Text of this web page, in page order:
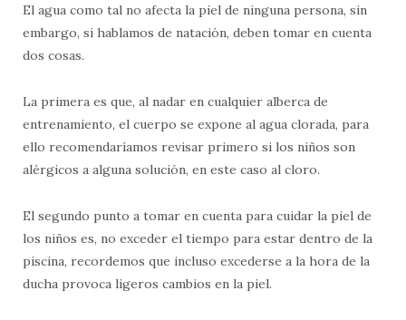
El agua como tal no afecta la piel de ninguna persona, sin
embargo, si hablamos de natación, deben tomar en cuenta
dos cosas.
La primera es que, al nadar en cualquier alberca de
entrenamiento, el cuerpo se expone al agua clorada, para
ello recomendaríamos revisar primero si los niños son
alérgicos a alguna solución, en este caso al cloro.
El segundo punto a tomar en cuenta para cuidar la piel de
los niños es, no exceder el tiempo para estar dentro de la
piscina, recordemos que incluso excederse a la hora de la
ducha provoca ligeros cambios en la piel.